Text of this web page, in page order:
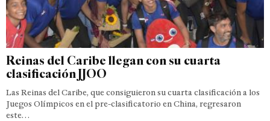
Reinas del Caribe llegan con su cuarta
clasificación JJOO
Las Reinas del Caribe, que consiguieron su cuarta clasificación a los
Juegos Olímpicos en el pre-clasificatorio en China, regresaron
este…